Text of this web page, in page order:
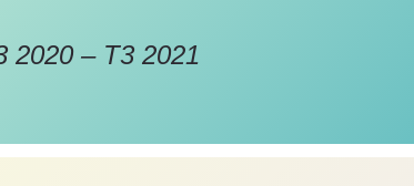
2020 – T3 2021